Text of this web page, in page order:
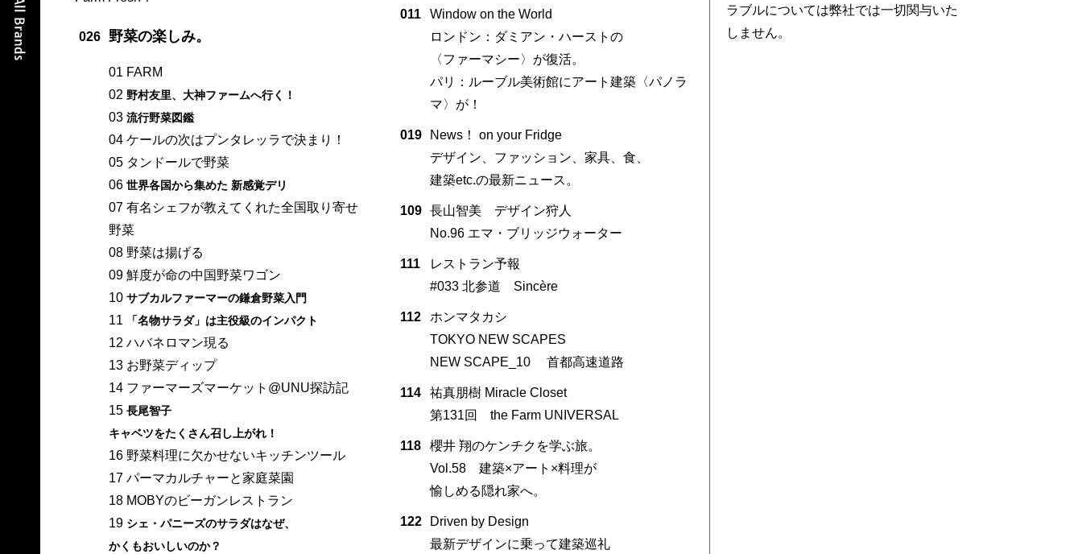
026 野菜の楽しみ。
01 FARM
02 野村友里、大神ファームへ行く！
03 流行野菜図鑑
04 ケールの次はプンタレッラで決まり！
05 タンドールで野菜
06 世界各国から集めた 新感覚デリ
07 有名シェフが教えてくれた全国取り寄せ
野菜
08 野菜は揚げる
09 鮮度が命の中国野菜ワゴン
10 サブカルファーマーの鎌倉野菜入門
11 「名物サラダ」は主役級のインパクト
12 ハバネロマン現る
13 お野菜ディップ
14 ファーマーズマーケット@UNU探訪記
15 長尾智子
キャベツをたくさん召し上がれ！
16 野菜料理に欠かせないキッチンツール
17 パーマカルチャーと家庭菜園
18 MOBYのビーガンレストラン
19 シェ・パニーズのサラダはなぜ、
かくもおいしいのか？
011
Window on the World
ロンドン：ダミアン・ハーストの
〈ファーマシー〉が復活。
パリ：ルーブル美術館にアート建築〈パノラ
マ〉が！
019
News！ on your Fridge
デザイン、ファッション、家具、食、
建築etc.の最新ニュース。
109 長山智美 デザイン狩人
No.96 エマ・ブリッジウォーター
111
レストラン予報
#033 北参道 Sincère
112
ホンマタカシ
TOKYO NEW SCAPES
NEW SCAPE_10 首都高速道路
114
祐真朋樹 Miracle Closet
第131回 the Farm UNIVERSAL
118
櫻井 翔のケンチクを学ぶ旅。
Vol.58 建築×アート×料理が
愉しめる隠れ家へ。
122
Driven by Design
最新デザインに乗って建築巡礼
ラブルについては弊社では一切関与いた
しません。